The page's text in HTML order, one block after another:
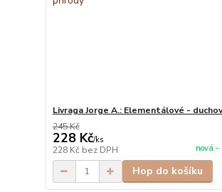
Livraga Jorge A.: Elementálové -
245 Kč
228 Kč/ks
228 Kč bez DPH nová -
Hop do košíku